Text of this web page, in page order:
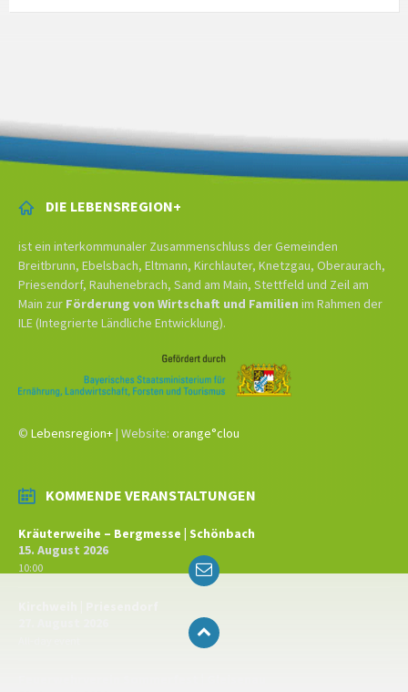
DIE LEBENSREGION+
ist ein interkommunaler Zusammenschluss der Gemeinden
Breitbrunn, Ebelsbach, Eltmann, Kirchlauter, Knetzgau, Oberaurach,
Priesendorf, Rauhenebrach, Sand am Main, Stettfeld und Zeil am
Main zur Förderung von Wirtschaft und Familien im Rahmen der
ILE (Integrierte Ländliche Entwicklung).
© Lebensregion+| Website: orange°clou
KOMMENDE VERANSTALTUNGEN
Kräuterweihe – Bergmesse | Schönbach
15. August 2026
10:00 Email